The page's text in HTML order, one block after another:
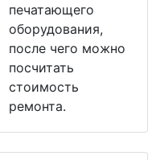
печатающего
оборудования,
после чего можно
посчитать
стоимость
ремонта.